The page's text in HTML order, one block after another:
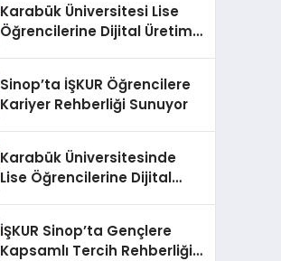
Karabük Üniversitesi Lise
Öğrencilerine Dijital Üretim
Sinop’ta İŞKUR Öğrencilere
Kariyer Rehberliği Sunuyor
Karabük Üniversitesinde
Lise Öğrencilerine Dijital
İŞKUR Sinop’ta Gençlere
Kapsamlı Tercih Rehberliği